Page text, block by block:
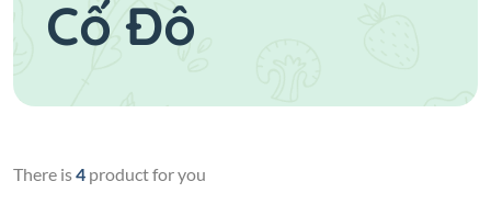
Cố Đô
There is4 product for you